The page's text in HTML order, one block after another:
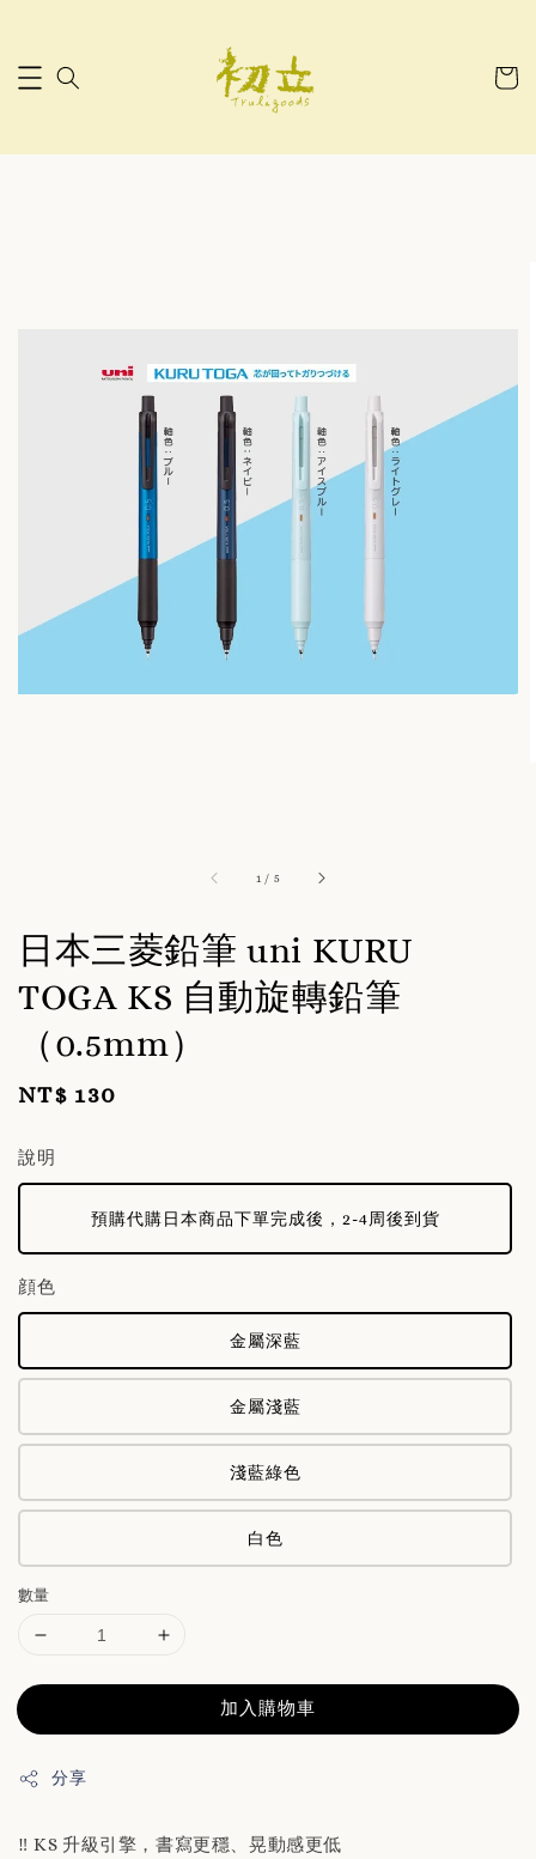
1 / 5
日本三菱鉛筆 uni KURU
TOGA KS 自動旋轉鉛筆
（0.5mm）
Regular
NT$ 130
說明
預購代購日本商品下單完成後，2-4周後到貨
顔色
金屬深藍
金屬淺藍
淺藍綠色
白色
數量
加入購物車
分享
‼️ KS 升級引擎，書寫更穩、晃動感更低